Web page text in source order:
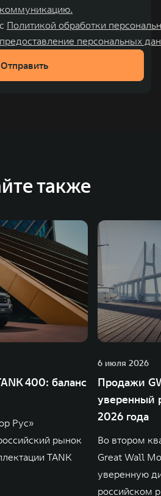
коммуникацию.
Политикой обработки
персональных
Отправить
также
400: баланс
Рус»
рынок
TANK
6 июля 2026
Продажи
уверенный
2026 года
Во втором
Great Wall
уверенную
российском